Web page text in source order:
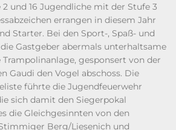
und 16 Jugendliche mit der Stufe 3
errangen in diesem Jahr
Starter. Bei den Sport-, Spaß- und
Gastgeber abermals unterhaltsame
Trampolinanlage, gesponsert von der
Gaudi den Vogel abschoss. Die
führte die Jugendfeuerwehr
sich damit den Siegerpokal
die Gleichgesinnten von den
Berg/Liesenich und